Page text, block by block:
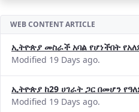
WEB CONTENT ARTICLE
ኢትዮጵያ መስራች አባል የሆነችበት
Modified 19 Days ago.
ኢትዮጵያ ከ29 ሀገራት ጋር በመሆን
Modified 19 Days ago.